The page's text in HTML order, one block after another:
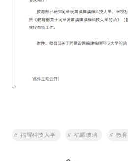
# 福耀科技大学 # 福耀玻璃 # 教育